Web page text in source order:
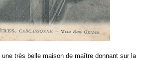
une très belle maison de maître donnant sur la